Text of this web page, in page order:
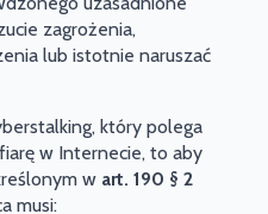
zagrożenia,
lub istotnie naruszać
który polega
w Internecie, to aby
w art. 190 § 2
musi: